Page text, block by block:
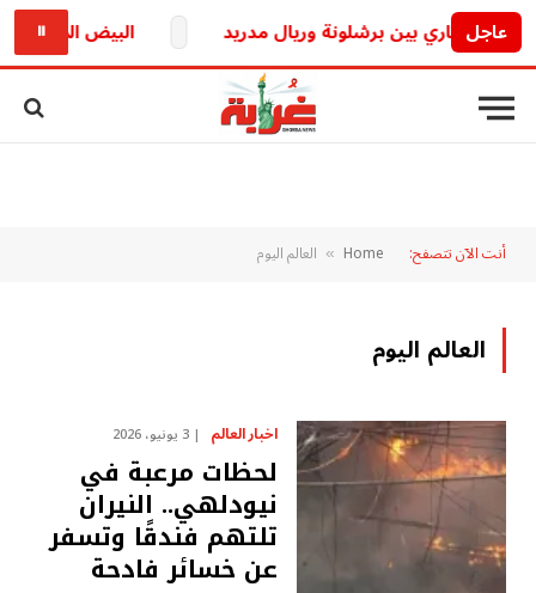
عاجل
صراع ناري بين برشلونة وريال مدريد البيض المسلوق
⏸
أنت الآن تتصفح: Home
» العالم اليوم
العالم اليوم
اخبار العالم 3 يونيو، 2026
لحظات مرعبة في
نيودلهي.. النيران
تلتهم فندقًا وتسفر
عن خسائر فادحة